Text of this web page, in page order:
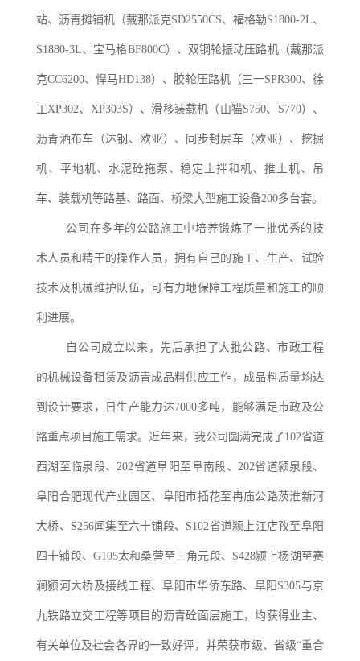
站、沥青摊铺机（戴那派克SD2550CS、福格勒S1800-2L、
S1880-3L、宝马格BF800C）、双钢轮振动压路机（戴那派
克CC6200、悍马HD138）、胶轮压路机（三一SPR300、徐
工XP302、XP303S）、滑移装载机（山猫S750、S770）、
沥青洒布车（达钢、欧亚）、同步封层车（欧亚）、挖掘
机、平地机、水泥砼拖泵、稳定土拌和机、推土机、吊
车、装载机等路基、路面、桥梁大型施工设备200多台套。
公司在多年的公路施工中培养锻炼了一批优秀的技
术人员和精干的操作人员，拥有自己的施工、生产、试验
技术及机械维护队伍，可有力地保障工程质量和施工的顺
利进展。
自公司成立以来，先后承担了大批公路、市政工程
的机械设备租 赁及沥青成品料供应工作，成品料质量均达
到设计要求，日生产能力达7000多吨，能够满足市政及公
路重点项目施工需求。近年来，我公司圆满完成了102省道
西湖至临泉段、202省道阜阳至阜南段、202省道颍泉段、
阜阳合肥现代产业园区、阜阳市插花至冉庙公路茨淮新河
大桥、S256闻集至六十铺段、S102省道颍上江店孜至阜阳
四十铺段、G105太和桑营至三角元段、S428颍上杨湖至赛
涧颍河大桥及接线工程、阜阳市华侨东路、阜阳 S305与京
九铁路立交工程等项目的沥青砼面层施工，均获得业主、
有关单位及社会各界的一致好评，并荣获市级、省级“重合